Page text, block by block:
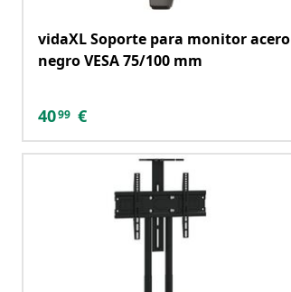
vidaXL Soporte para monitor acero
negro VESA 75/100 mm
4099 €